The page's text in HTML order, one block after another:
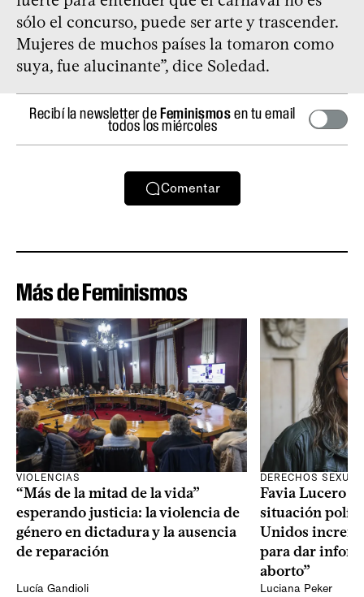
sólo el concurso, puede ser arte y trascender.
Mujeres de muchos países la tomaron como
suya, fue alucinante”, dice Soledad.
Recibí la newsletter deFeminismosen tu email
todos los miércoles
Comentar
Más de Feminismos
VIOLENCIAS
“Más de la mitad de la vida”
esperando justicia: la violencia de
género en dictadura y la ausencia
de reparación
Lucía Gandioli
DERECHOS
Favia Lucero
situación
Unidos
para dar
aborto”
Luciana Peker